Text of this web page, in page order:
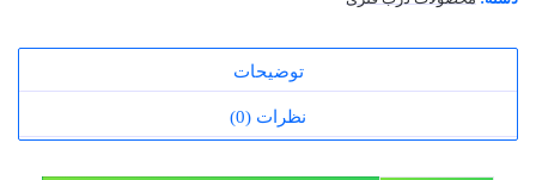
توضیحات
نظرات (0)